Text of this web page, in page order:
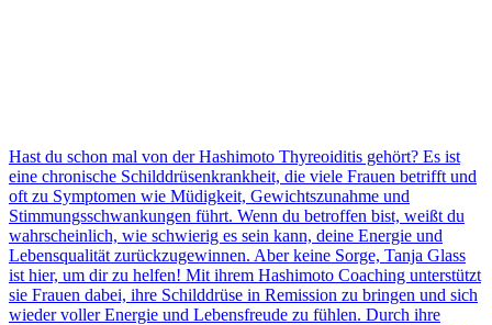
Hast du schon mal von der Hashimoto Thyreoiditis gehört? Es ist
eine chronische Schilddrüsenkrankheit, die viele Frauen betrifft und
oft zu Symptomen wie Müdigkeit, Gewichtszunahme und
Stimmungsschwankungen führt. Wenn du betroffen bist, weißt du
wahrscheinlich, wie schwierig es sein kann, deine Energie und
Lebensqualität zurückzugewinnen. Aber keine Sorge, Tanja Glass
ist hier, um dir zu helfen! Mit ihrem Hashimoto Coaching unterstützt
sie Frauen dabei, ihre Schilddrüse in Remission zu bringen und sich
wieder voller Energie und Lebensfreude zu fühlen. Durch ihre